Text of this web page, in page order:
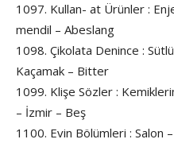
1097. Kullan- at Ürünler :
mendil – Abeslang
1098. Çikolata Denince : Sütlü
Kaçamak – Bitter
1099. Klişe Sözler :
– İzmir – Beş
1100. Evin Bölümleri : Salon